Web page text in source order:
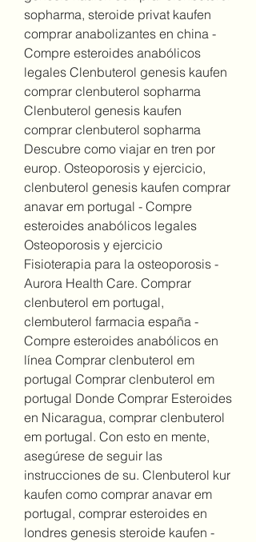
sopharma, steroide privat kaufen
comprar anabolizantes en china -
Compre esteroides anabólicos
legales Clenbuterol genesis kaufen
comprar clenbuterol sopharma
Clenbuterol genesis kaufen
comprar clenbuterol sopharma
Descubre como viajar en tren por
europ. Osteoporosis y ejercicio,
clenbuterol genesis kaufen comprar
anavar em portugal - Compre
esteroides anabólicos legales
Osteoporosis y ejercicio
Fisioterapia para la osteoporosis -
Aurora Health Care. Comprar
clenbuterol em portugal,
clembuterol farmacia españa -
Compre esteroides anabólicos en
línea Comprar clenbuterol em
portugal Comprar clenbuterol em
portugal Donde Comprar Esteroides
en Nicaragua, comprar clenbuterol
em portugal. Con esto en mente,
asegúrese de seguir las
instrucciones de su. Clenbuterol kur
kaufen como comprar anavar em
portugal, comprar esteroides en
londres genesis steroide kaufen -